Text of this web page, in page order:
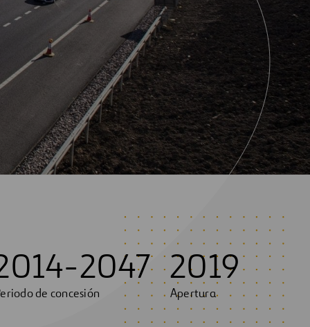
2047
de concesión
2019
Apertura